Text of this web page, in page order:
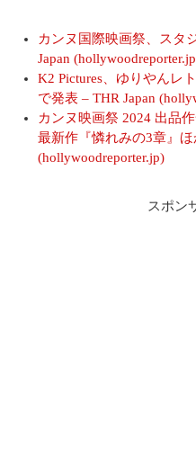
カンヌ国際映画祭、スタ
Japan
K2 Pictures、ゆりやんレ
で発表 – THR Japan
カンヌ映画祭 2024 出品
最新作『憐れみの3章』ほ
(hollywoodreporter.jp)
スポン